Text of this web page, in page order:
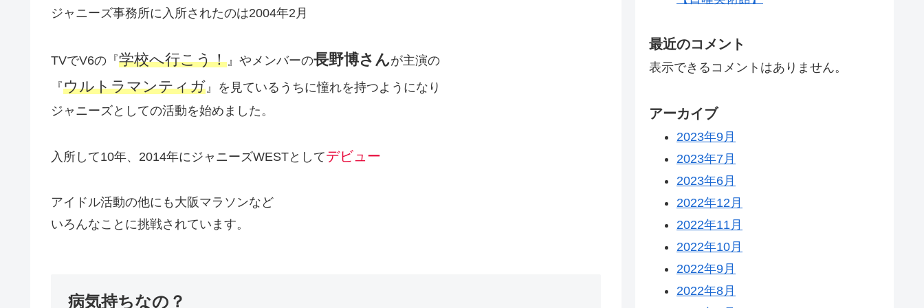
ジャニーズ事務所に入所されたのは2004年2月
TVでV6の『学校へ行こう！ 』やメンバーの長野博さんが主演の
『ウルトラマンティガ 』を見ているうちに憧れを持つようになり
ジャニーズとしての活動を始めました。
入所して10年、2014年にジャニーズWESTとしてデビュー
アイドル活動の他にも大阪マラソンなど
いろんなことに挑戦されています。
病気持ちなの？
最近のコメント
表示できるコメントはありません。
アーカイブ
2023年9月
2023年7月
2023年6月
2022年12月
2022年11月
2022年10月
2022年9月
2022年8月